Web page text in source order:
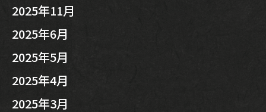
2025年11月
2025年6月
2025年5月
2025年4月
2025年3月